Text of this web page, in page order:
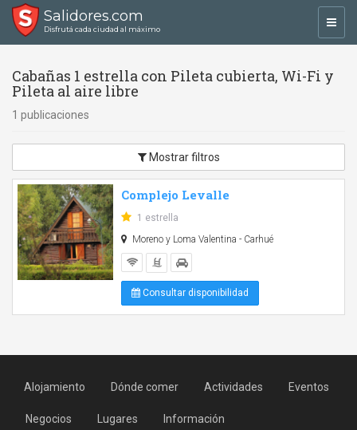
Salidores.com
Disfrutá cada ciudad al máximo
Cabañas 1 estrella con Pileta cubierta, Wi-Fi y
Pileta al aire libre
1 publicaciones
Mostrar filtros
Complejo Levalle
1 estrella
Moreno y Loma Valentina - Carhué
Consultar disponibilidad
Alojamiento Dónde comer Actividades Eventos
Negocios Lugares Información